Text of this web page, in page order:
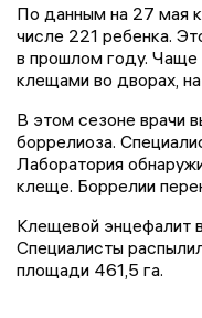
По данным на 27 мая
числе 221 ребенка.
в прошлом году. Чаще
клещами во дворах, на
В этом сезоне врачи
боррелиоза.
Лаборатория
клеще. Боррелии
Клещевой энцефалит
Специалисты
площади 461,5 га.